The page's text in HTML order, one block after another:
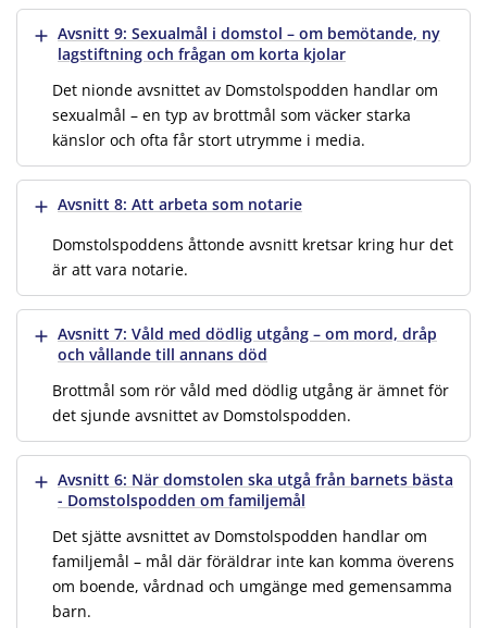
Visa merAvsnitt 9: Sexualmål i domstol – om bemötande, ny
lagstiftning och frågan om korta kjolar
Det nionde avsnittet av Domstolspodden handlar om
sexualmål – en typ av brottmål som väcker starka
känslor och ofta får stort utrymme i media.
Visa merAvsnitt 8: Att arbeta som notarie
Domstolspoddens åttonde avsnitt kretsar kring hur det
är att vara notarie.
Visa merAvsnitt 7: Våld med dödlig utgång – om mord, dråp
och vållande till annans död
Brottmål som rör våld med dödlig utgång är ämnet för
det sjunde avsnittet av Domstolspodden.
Visa merAvsnitt 6: När domstolen ska utgå från barnets bästa
- Domstolspodden om familjemål
Det sjätte avsnittet av Domstolspodden handlar om
familjemål – mål där föräldrar inte kan komma överens
om boende, vårdnad och umgänge med gemensamma
barn.